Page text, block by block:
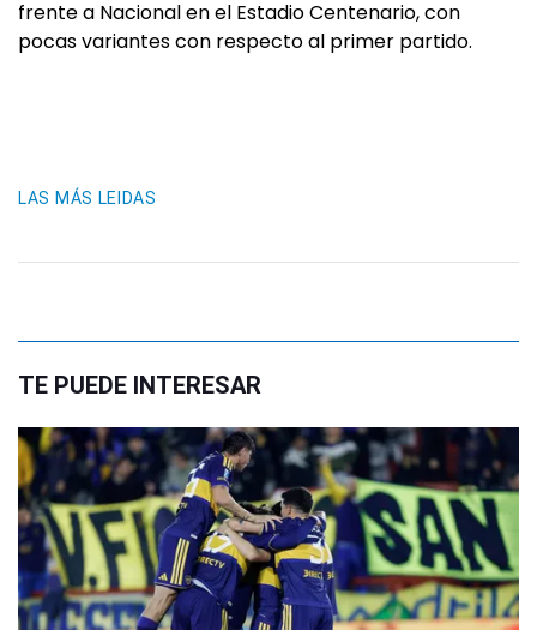
frente a Nacional en el Estadio Centenario, con
pocas variantes con respecto al primer partido.
LAS MÁS LEIDAS
TE PUEDE INTERESAR